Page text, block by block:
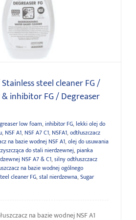
FG / Degreaser low foam
steel cleaner FG /
inhibitor FG / Degreaser
low foam, inhibitor FG, lekki olej do
, NSF A1, NSF A7 C1, NSFA1, odtłuszczacz
na bazie wodnej NSF A1, olej do usuwania
do stali nierdzewnej, pianka
NSF A7 & C1, silny odtłuszczacz
na bazie wodnej ogólnego
cleaner FG, stal nierdzewna, Sugar
na bazie wodnej NSF A1